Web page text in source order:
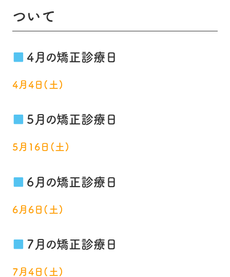
ついて
4月の矯正診療日
4月4日(土)
5月の矯正診療日
5月16日(土)
6月の矯正診療日
6月6日(土)
7月の矯正診療日
7月4日(土)